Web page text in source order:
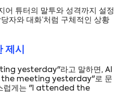
어 튜터의 말투와 성격까지 설정
자와 대화’처럼 구체적인 상황
제시
yesterday"라고 말하면, AI
the meeting yesterday"로 문
럽게는 "I attended the